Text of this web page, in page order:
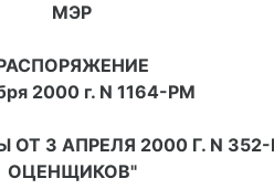
МЭР
2000 г. N 1164-РМ
3 АПРЕЛЯ 2000 Г. N
ОЦЕНЩИКОВ"